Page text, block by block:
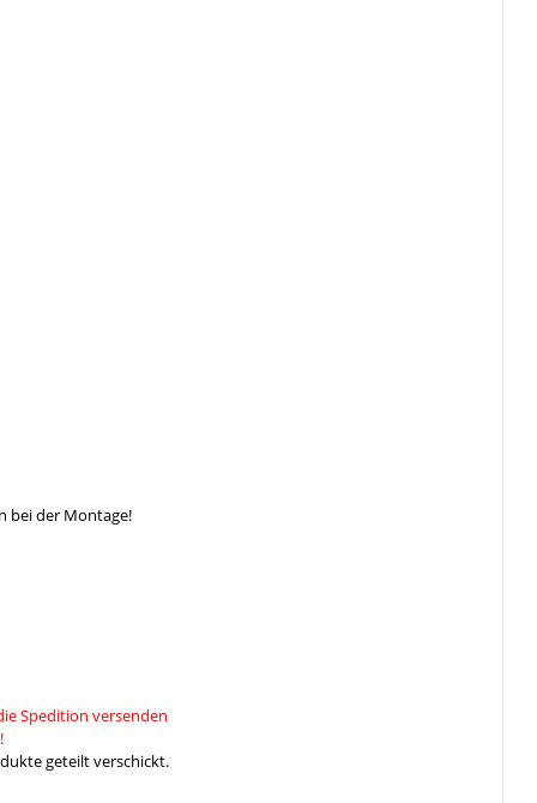
bei der Montage!
Spedition versenden
geteilt verschickt.